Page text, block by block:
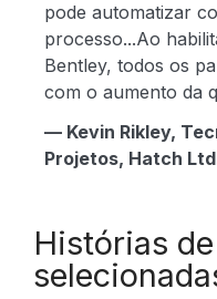
pode automatizar
processo...Ao
Bentley, todos os
com o aumento da
— Kevin Rikley,
Projetos, Hatch
Histórias